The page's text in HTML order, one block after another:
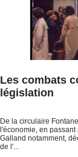
Les combats
législation
De la circulaire
l'économie, en
Galland notamment,
de l'...